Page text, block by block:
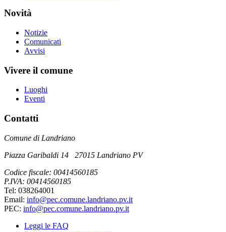
Novità
Notizie
Comunicati
Avvisi
Vivere il comune
Luoghi
Eventi
Contatti
Comune di Landriano
Piazza Garibaldi 14 27015 Landriano PV
Codice fiscale: 00414560185
P.IVA: 00414560185
Tel: 038264001
Email: info@pec.comune.landriano.pv.it
PEC: info@pec.comune.landriano.pv.it
Leggi le FAQ